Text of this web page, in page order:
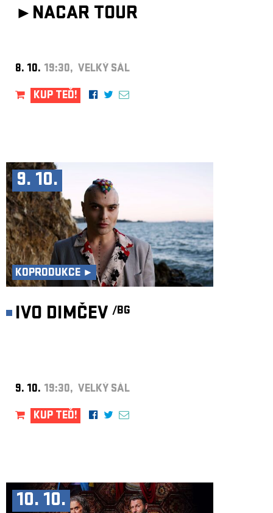
► NACAR TOUR
8. 10. 19:30, VELKÝ SÁL
KUP TEĎ!
9. 10.
KOPRODUKCE ►
IVO DIMČEV /BG
9. 10. 19:30, VELKÝ SÁL
KUP TEĎ!
10. 10.